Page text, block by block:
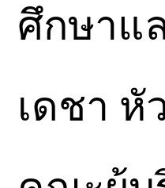
ศึกษาแ
เดชา